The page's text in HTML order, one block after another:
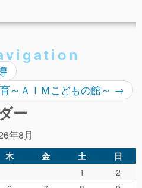
も対応）
～ＡＩＭこどもの館～ →
ー
年8月
木 金 土 日
1
2